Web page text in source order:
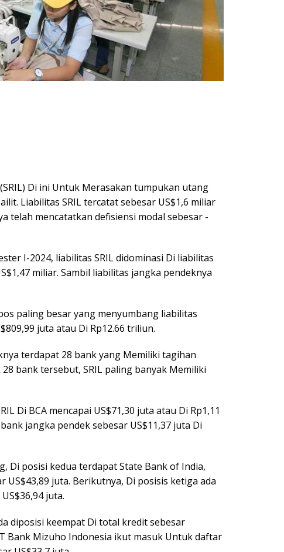
Di ini Untuk Merasakan tumpukan utang
Liabilitas SRIL tercatat sebesar US$1,6 miliar
telah mencatatkan defisiensi modal sebesar -
I-2024, liabilitas SRIL didominasi Di liabilitas
miliar. Sambil liabilitas jangka pendeknya
paling besar yang menyumbang liabilitas
juta atau Di Rp12.66 triliun.
terdapat 28 bank yang Memiliki tagihan
bank tersebut, SRIL paling banyak Memiliki
Di BCA mencapai US$71,30 juta atau Di Rp1,11
jangka pendek sebesar US$11,37 juta Di
Di posisi kedua terdapat State Bank of India,
juta. Berikutnya, Di posisis ketiga ada
juta.
diposisi keempat Di total kredit sebesar
Bank Mizuho Indonesia ikut masuk Untuk daftar